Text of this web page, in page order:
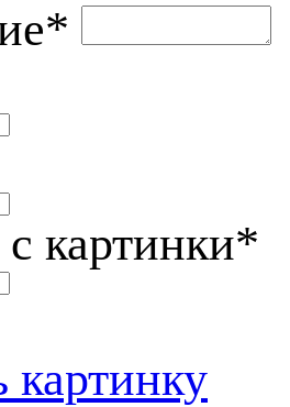
*
картинки*